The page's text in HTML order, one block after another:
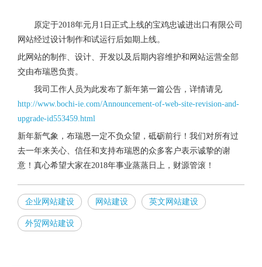
原定于2018年元月1日正式上线的宝鸡忠诚进出口有限公司
网站经过设计制作和试运行后如期上线。
此网站的制作、设计、开发以及后期内容维护和网站运营全部
交由布瑞恩负责。
我司工作人员为此发布了新年第一篇公告，详情请见
http://www.bochi-ie.com/Announcement-of-web-site-revision-and-
upgrade-id553459.html
新年新气象，布瑞恩一定不负众望，砥砺前行！我们对所有过
去一年来关心、信任和支持布瑞恩的众多客户表示诚挚的谢
意！真心希望大家在2018年事业蒸蒸日上，财源管滚！
企业网站建设 网站建设 英文网站建设
外贸网站建设